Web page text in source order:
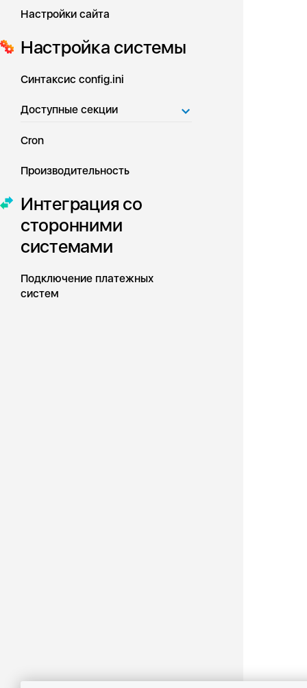
Настройки сайта
Настройка системы
Синтаксис config.ini
Доступные секции
Cron
Производительность
Интеграция со
сторонними
системами
Подключение платежных
систем